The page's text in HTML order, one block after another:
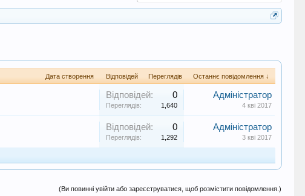
Дата створення Відповідей Переглядів Останнє повідомлення ↓
Відповідей: 0
Переглядів: 1,640
Адміністратор
4 кві 2017
Відповідей: 0
Переглядів: 1,292
Адміністратор
3 кві 2017
(Ви повинні увійти або зареєструватися, щоб розмістити повідомлення.)